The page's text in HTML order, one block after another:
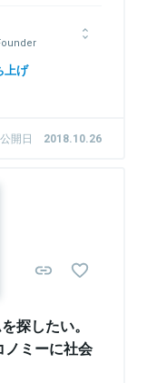
を展開後、1980年
式会社デジタルメ
は、DMM.comグル
ーム、英会話、
にはAIから農業ま
らパソコンをもら
。2012年には「中
15歳以下の部で最
上げ
公開日 2018.10.26
探したい。
ノミーに社会